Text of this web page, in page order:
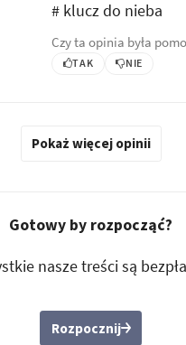
# klucz do nieba
Czy ta opinia była
TAK NIE
Pokaż więcej opinii
Gotowy by rozpocząć?
nasze treści są
Rozpocznij